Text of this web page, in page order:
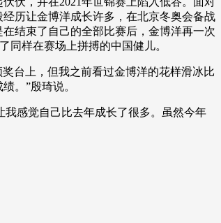
历让金博洋成长许多，在北京冬奥会备战
结束了自己的全部比赛后，金博洋再一次
同样在赛场上拼搏的中国健儿。
台上，但我之前看过金博洋的花样滑冰比
。”殷琦说。
感觉自己比去年成长了很多。虽然今年